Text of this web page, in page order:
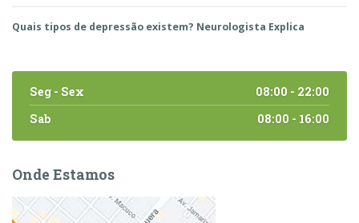
Quais tipos de depressão existem? Neurologista Explica
Seg - Sex
08:00 - 22:00
Sab
08:00 - 16:00
Onde Estamos